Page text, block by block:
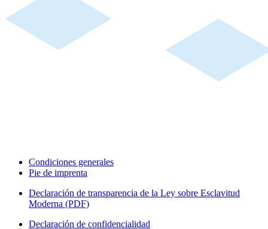
Condiciones generales
Pie de imprenta
Declaración de transparencia de la Ley sobre Esclavitud
Moderna (PDF)
Declaración de confidencialidad